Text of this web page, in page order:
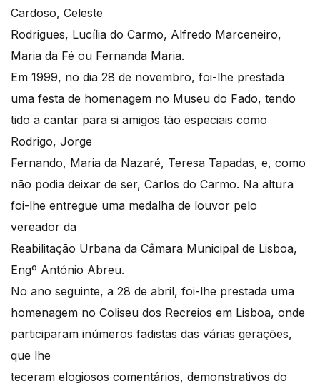
Cardoso, Celeste
Rodrigues, Lucília do Carmo, Alfredo Marceneiro,
Maria da Fé ou Fernanda Maria.
Em 1999, no dia 28 de novembro, foi-lhe prestada
uma festa de homenagem no Museu do Fado, tendo
tido a cantar para si amigos tão especiais como
Rodrigo, Jorge
Fernando, Maria da Nazaré, Teresa Tapadas, e, como
não podia deixar de ser, Carlos do Carmo. Na altura
foi-lhe entregue uma medalha de louvor pelo
vereador da
Reabilitação Urbana da Câmara Municipal de Lisboa,
Engº António Abreu.
No ano seguinte, a 28 de abril, foi-lhe prestada uma
homenagem no Coliseu dos Recreios em Lisboa, onde
participaram inúmeros fadistas das várias gerações,
que lhe
teceram elogiosos comentários, demonstrativos do